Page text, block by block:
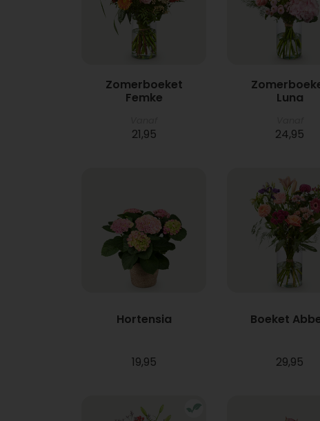
Zomerboeket
Femke
21,95
Luna
24,95
Hortensia
19,95
Boeket
29,95